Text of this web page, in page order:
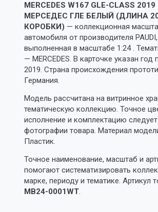
MERCEDES W167 GLE-CLASS 2019
МЕРСЕДЕС ГЛЕ БЕЛЫЙ (ДЛИНА
КОРОБКИ) — коллекционная
автомобиля от производителя PAUDI,
выполненная в масштабе 1:24 .
— MERCEDES. В карточке указан год
2019. Страна происхождения
Германия.
Модель рассчитана на витринное
тематическую коллекцию. Точное
исполнение и комплектацию
фотографии товара. Материал
Пластик.
Точное наименование, масштаб и
помогают систематизировать
марке, периоду и тематике. Артикул
MB24-0001WT.